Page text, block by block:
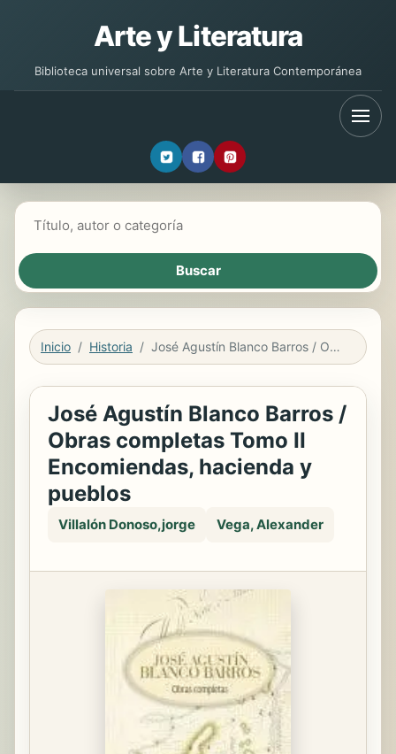
Arte y Literatura
Biblioteca universal sobre Arte y Literatura Contemporánea
Inicio Historia José Agustín Blanco Barros / Obras completas Tomo II Encomiendas, hacienda y pueblos
José Agustín Blanco Barros /
Obras completas Tomo II
Encomiendas, hacienda y
pueblos
Villalón Donoso,jorge Vega, Alexander